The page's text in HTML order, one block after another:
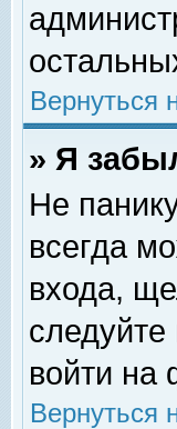
Вернуться
» Я
Не
всегда
входа,
войти на
Вернуться